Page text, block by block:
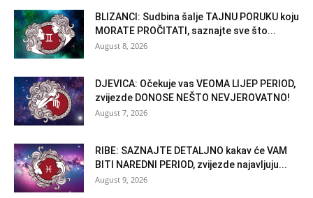
BLIZANCI: Sudbina šalje TAJNU PORUKU koju
MORATE PROČITATI, saznajte sve što...
August 8, 2026
DJEVICA: Očekuje vas VEOMA LIJEP PERIOD,
zvijezde DONOSE NEŠTO NEVJEROVATNO!
August 7, 2026
RIBE: SAZNAJTE DETALJNO kakav će VAM
BITI NAREDNI PERIOD, zvijezde najavljuju...
August 9, 2026